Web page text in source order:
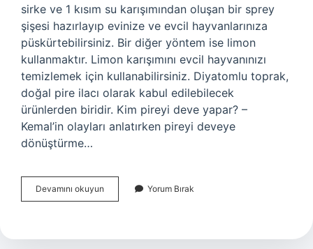
sirke ve 1 kısım su karışımından oluşan bir sprey
şişesi hazırlayıp evinize ve evcil hayvanlarınıza
püskürtebilirsiniz. Bir diğer yöntem ise limon
kullanmaktır. Limon karışımını evcil hayvanınızı
temizlemek için kullanabilirsiniz. Diyatomlu toprak,
doğal pire ilacı olarak kabul edilebilecek
ürünlerden biridir. Kim pireyi deve yapar? –
Kemal’in olayları anlatırken pireyi deveye
dönüştürme…
Devamını okuyun
Yapmak
Yorum Bırak